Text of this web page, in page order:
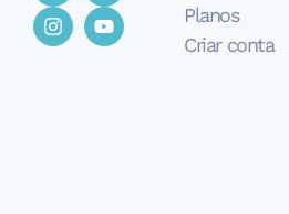
Planos
Criar conta